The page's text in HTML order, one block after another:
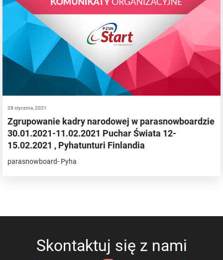
28 stycznia, 2021
Zgrupowanie kadry narodowej w parasnowboardzie
30.01.2021-11.02.2021 Puchar Świata 12-
15.02.2021 , Pyhatunturi Finlandia
parasnowboard- Pyha
Skontaktuj się z nami